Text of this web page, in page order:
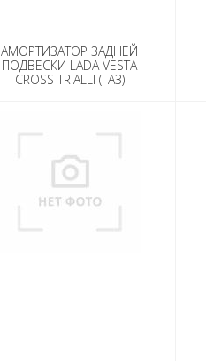
АМОРТИЗАТОР ЗАДНЕЙ
ПОДВЕСКИ LADA VESTA
CROSS TRIALLI (ГАЗ)